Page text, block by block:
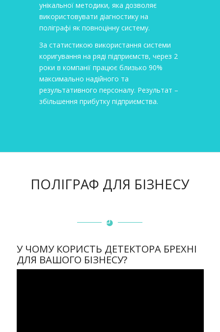
унікальної методики, яка дозволяє
використовувати діагностику на
поліграфі як повноцінну систему.
За статистикою використання системи
коригування на ряді підприємств, через 2
роки в компанії працює близько 90%
максимально надійного та
результативного персоналу. Результат –
збільшення прибутку підприємства.
ПОЛІГРАФ ДЛЯ БІЗНЕСУ
У ЧОМУ КОРИСТЬ ДЕТЕКТОРА БРЕХНІ
ДЛЯ ВАШОГО БІЗНЕСУ?